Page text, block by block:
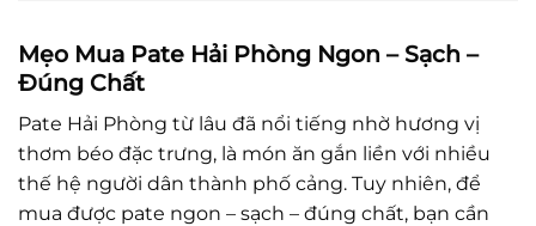
Mẹo Mua Pate Hải Phòng Ngon – Sạch –
Đúng Chất
Pate Hải Phòng từ lâu đã nổi tiếng nhờ hương vị
thơm béo đặc trưng, là món ăn gắn liền với nhiều
thế hệ người dân thành phố cảng. Tuy nhiên, để
mua được pate ngon – sạch – đúng chất, bạn cần